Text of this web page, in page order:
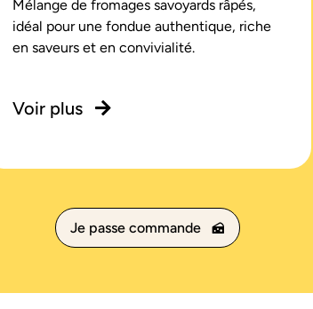
Mélange de fromages savoyards râpés,
idéal pour une fondue authentique, riche
en saveurs et en convivialité.
Voir plus
Je passe commande